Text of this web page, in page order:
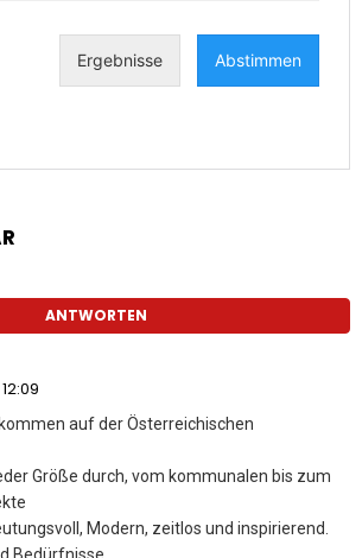
ANTWORTEN
auf der Österreichischen
Größe durch, vom kommunalen bis zum
Modern, zeitlos und inspirierend.
Bedürfnisse.